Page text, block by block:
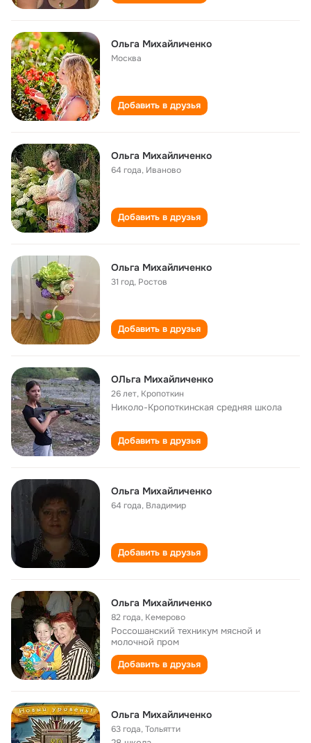
Ольга Михайличенко
Москва
Добавить в друзья
Ольга Михайличенко
64 года, Иваново
Добавить в друзья
Ольга Михайличенко
31 год, Ростов
Добавить в друзья
ОЛьга Михайличенко
26 лет, Кропоткин
Николо-Кропоткинская cредняя школа
Добавить в друзья
Ольга Михайличенко
64 года, Владимир
Добавить в друзья
Ольга Михайличенко
82 года, Кемерово
Россошанский техникум мясной и
молочной пром
Добавить в друзья
Ольга Михайличенко
63 года,Тольятти